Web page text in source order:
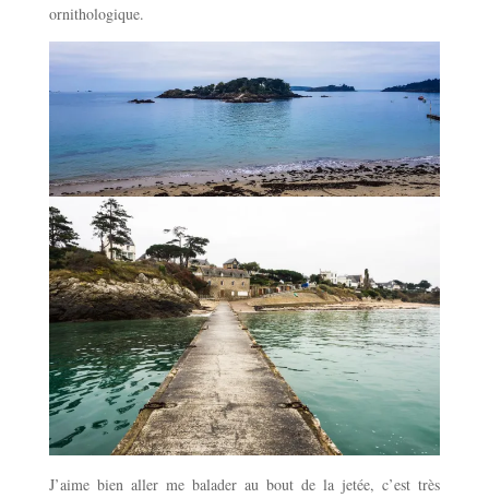
ornithologique.
J’aime bien aller me balader au bout de la jetée, c’est très